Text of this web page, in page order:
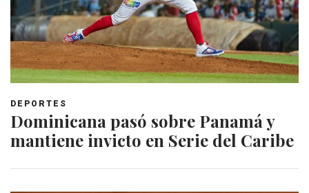
DEPORTES
Dominicana pasó sobre Panamá y
mantiene invicto en Serie del Caribe